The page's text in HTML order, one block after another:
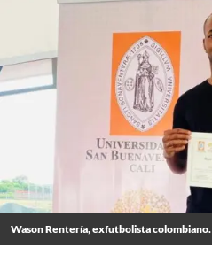
Wason Rentería, exfutbolista colombiano.